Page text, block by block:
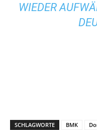
WIEDER
SCHLAGWORTE BMK